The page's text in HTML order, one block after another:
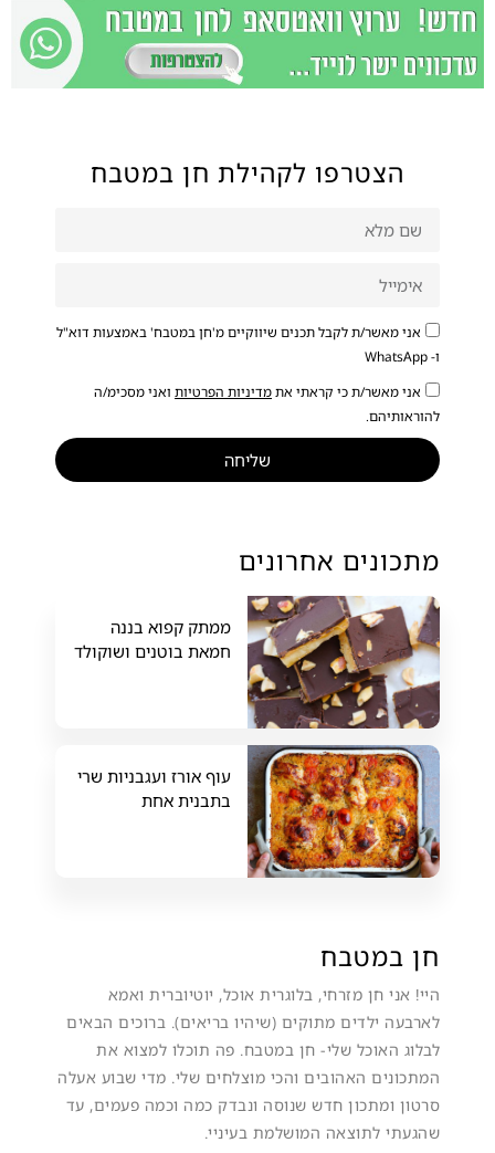
חן במטבח
היי! אני חן מזרחי, בלוגרית אוכל, יוטיוברית ואמא
לארבעה ילדים מתוקים (שיהיו בריאים). ברוכים הבאים
לבלוג האוכל שלי- חן במטבח. פה תוכלו למצוא את
המתכונים האהובים והכי מוצלחים שלי. מדי שבוע אעלה
סרטון ומתכון חדש שנוסה ונבדק כמה וכמה פעמים, עד
שהגעתי לתוצאה המושלמת בעיניי.
מתכונים אחרונים
ממתק קפוא בננה
חמאת בוטנים ושוקולד
עוף אורז ועגבניות שרי
בתבנית אחת
הצטרפו לקהילת חן במטבח
אני מאשר/ת לקבל תכנים שיווקיים מ'חן במטבח' באמצעות דוא"ל
ו- WhatsApp
אני מאשר/ת כי קראתי אתמדיניות הפרטיות ואני מסכימ/ה
להוראותיהם.
שליחה